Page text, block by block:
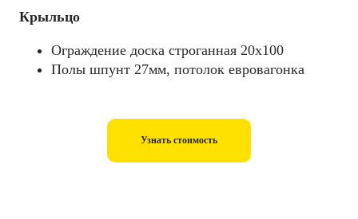
Крыльцо
Ограждение доска строганная 20х100
Полы шпунт 27мм, потолок евровагонка
Узнать стоимость